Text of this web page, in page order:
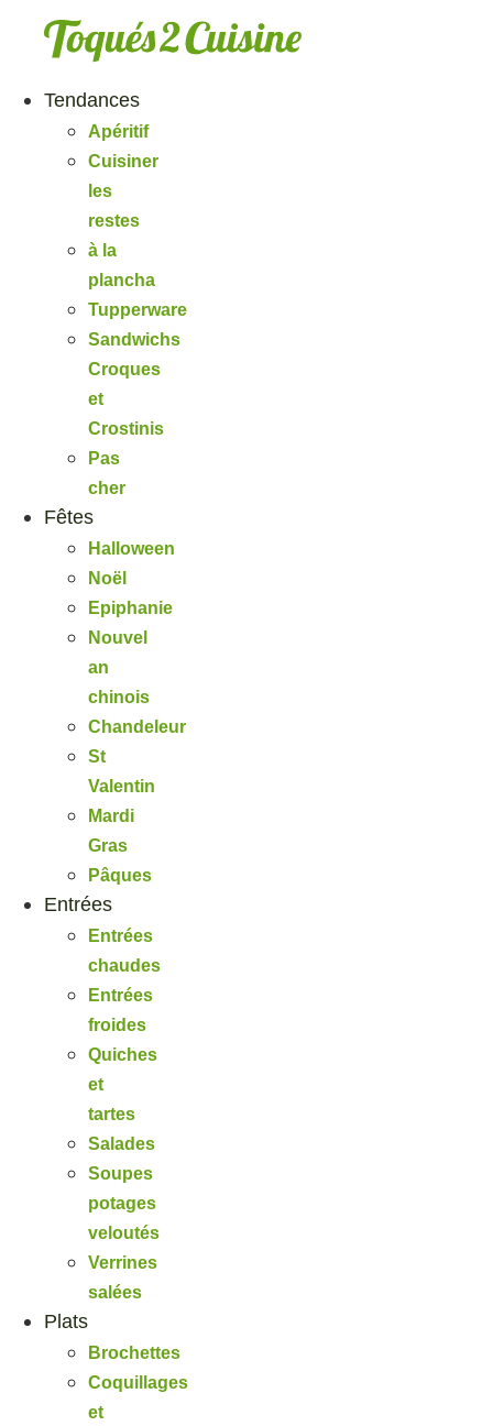
Tendances
Apéritif
Cuisiner
les
restes
à la
plancha
Tupperware
Sandwichs
Croques
et
Crostinis
Pas
cher
Fêtes
Halloween
Noël
Epiphanie
Nouvel
an
chinois
Chandeleur
St
Valentin
Mardi
Gras
Pâques
Entrées
Entrées
chaudes
Entrées
froides
Quiches
et
tartes
Salades
Soupes
potages
veloutés
Verrines
salées
Plats
Brochettes
Coquillages
et